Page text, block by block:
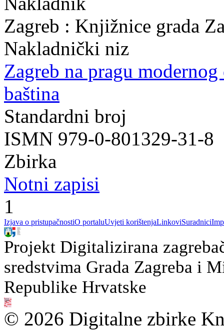
Zagreb : Knjižnice grada
Nakladnički niz
Zagreb na pragu modernog
baština
Standardni broj
ISMN 979-0-801329-31-8
Zbirka
Notni zapisi
1
Izjava o pristupačnostiO portaluUvjeti korištenjaLinkoviSuradnici
Projekt Digitalizirana
sredstvima Grada Zagreba i
Republike Hrvatske
© 2026 Digitalne zbirke